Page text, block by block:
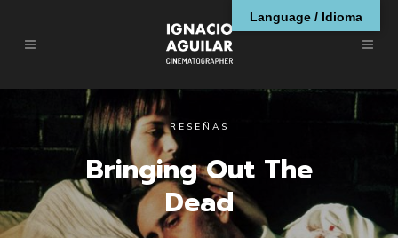
RESEÑAS
Bringing Out The
Dead
Language / Idioma